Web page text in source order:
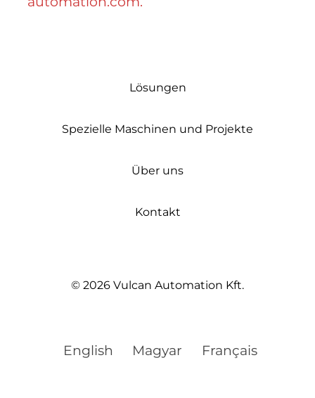
Lösungen
Spezielle Maschinen und Projekte
Über uns
Kontakt
© 2026 Vulcan Automation Kft.
English Magyar Français